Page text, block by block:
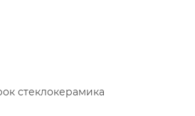
стеклокерамика